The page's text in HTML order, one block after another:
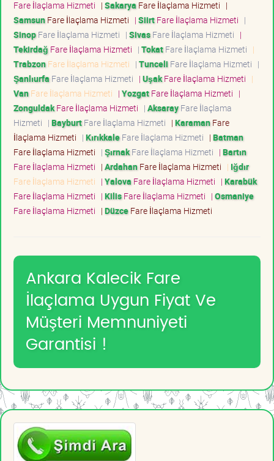
Fare İlaçlama Hizmeti | Sakarya Fare İlaçlama Hizmeti |
SamsunFare İlaçlama Hizmeti | SiirtFare İlaçlama Hizmeti |
SinopFare İlaçlama Hizmeti | SivasFare İlaçlama Hizmeti |
Tekirdağ Fare İlaçlama Hizmeti | TokatFare İlaçlama Hizmeti |
TrabzonFare İlaçlama Hizmeti | Tunceli Fare İlaçlama Hizmeti |
Şanlıurfa Fare İlaçlama Hizmeti | UşakFare İlaçlama Hizmeti |
VanFare İlaçlama Hizmeti | YozgatFare İlaçlama Hizmeti |
ZonguldakFare İlaçlama Hizmeti | AksarayFare İlaçlama
Hizmeti | BayburtFare İlaçlama Hizmeti | KaramanFare
İlaçlama Hizmeti | KırıkkaleFare İlaçlama Hizmeti | Batman
Fare İlaçlama Hizmeti | ŞırnakFare İlaçlama Hizmeti | Bartın
Fare İlaçlama Hizmeti | ArdahanFare İlaçlama Hizmeti | Iğdır
Fare İlaçlama Hizmeti | Yalova Fare İlaçlama Hizmeti | Karabük
Fare İlaçlama Hizmeti | KilisFare İlaçlama Hizmeti | Osmaniye
Fare İlaçlama Hizmeti | DüzceFare İlaçlama Hizmeti
Ankara Kalecik Fare
İlaçlama Uygun Fiyat Ve
Müşteri Memnuniyeti
Garantisi !